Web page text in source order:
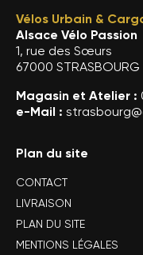
Vélos Urbain &
Alsace Vélo Passion
1, rue des Sœurs
67000 STRASBOURG
Magasin et Atelier :
e-Mail :
Plan du site
CONTACT
LIVRAISON
PLAN DU SITE
MENTIONS LÉGALES